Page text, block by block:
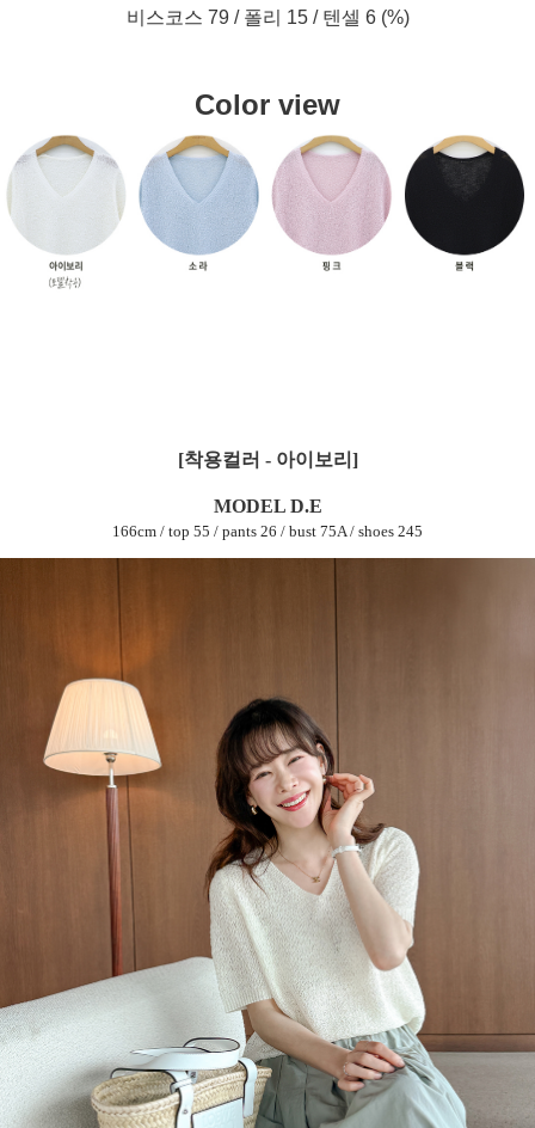
비스코스 79 / 폴리 15 / 텐셀 6 (%)
Color view
[착용컬러 - 아이보리]
MODEL D.E
166cm / top 55 / pants 26 / bust 75A / shoes 245